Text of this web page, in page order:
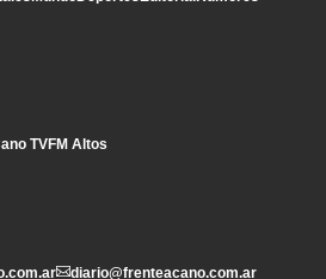
TVFM Altos
diario@frenteacano.com.ar